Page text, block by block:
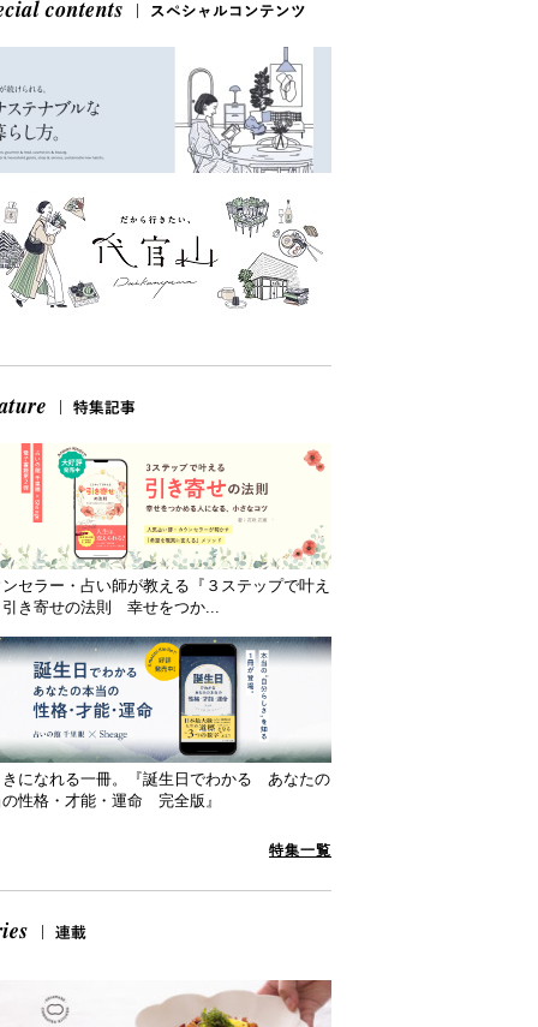
セラー・占い師が教える『３ステップで叶え
き寄せの法則 幸せをつか...
きになれる一冊。『誕生日でわかる あなたの
性格・才能・運命 完全版』
特集一覧